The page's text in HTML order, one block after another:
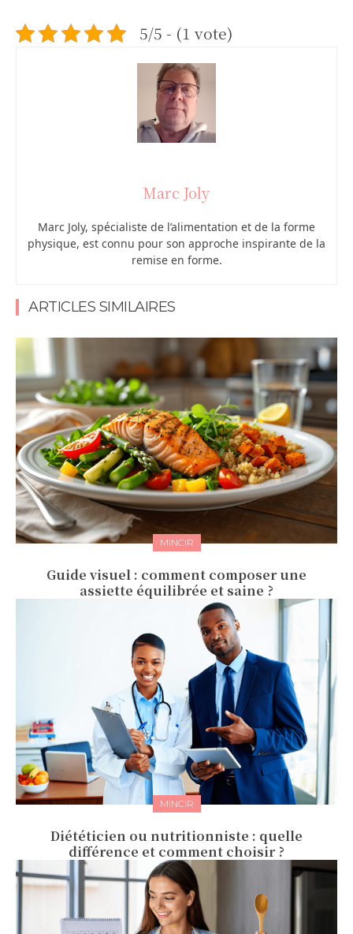
5/5 - (1 vote)
Marc Joly
Marc Joly, spécialiste de l’alimentation et de la forme
physique, est connu pour son approche inspirante de la
remise en forme.
ARTICLES SIMILAIRES
MINCIR
Guide visuel : comment composer une
assiette équilibrée et saine ?
MINCIR
Diététicien ou nutritionniste : quelle
différence et comment choisir ?